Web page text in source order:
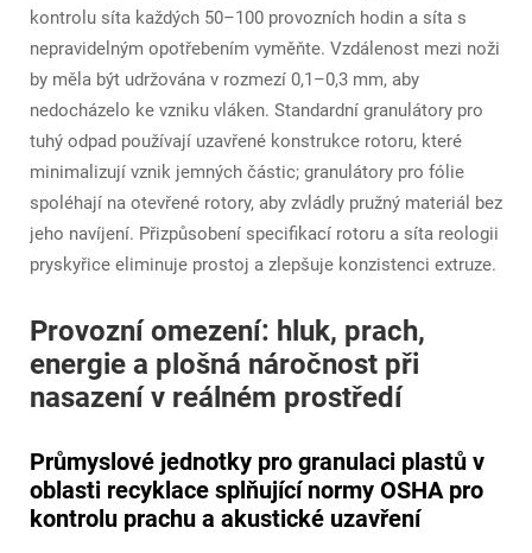
kontrolu síta každých 50–100 provozních hodin a síta s
nepravidelným opotřebením vyměňte. Vzdálenost mezi noži
by měla být udržována v rozmezí 0,1–0,3 mm, aby
nedocházelo ke vzniku vláken. Standardní granulátory pro
tuhý odpad používají uzavřené konstrukce rotoru, které
minimalizují vznik jemných částic; granulátory pro fólie
spoléhají na otevřené rotory, aby zvládly pružný materiál bez
jeho navíjení. Přizpůsobení specifikací rotoru a síta reologii
pryskyřice eliminuje prostoj a zlepšuje konzistenci extruze.
Provozní omezení: hluk, prach,
energie a plošná náročnost při
nasazení v reálném prostředí
Průmyslové jednotky pro granulaci plastů v
oblasti recyklace splňující normy OSHA pro
kontrolu prachu a akustické uzavření